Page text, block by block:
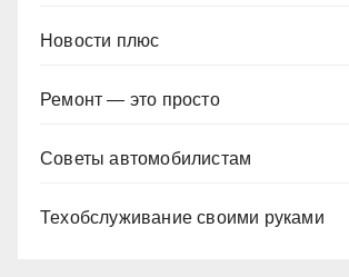
Новости плюс
Ремонт — это просто
Советы автомобилистам
Техобслуживание своими руками